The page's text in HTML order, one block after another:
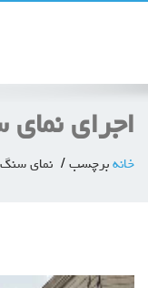
اجرای
خانه برچسب نمای